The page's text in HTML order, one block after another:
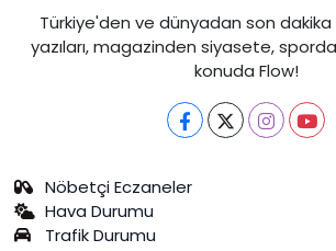
Türkiye'den ve dünyadan son
yazıları, magazinden siyasete,
konuda Flow!
Nöbetçi Eczaneler
Hava Durumu
Trafik Durumu